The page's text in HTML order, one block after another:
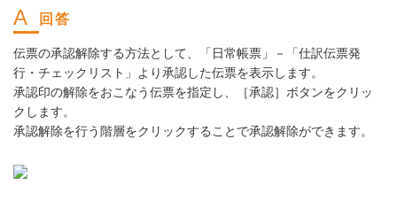
伝票の承認解除する方法として、「日常帳票」－「仕訳伝票発
行・チェックリスト」より承認した伝票を表示します。
承認印の解除をおこなう伝票を指定し、［承認］ボタンをクリッ
クします。
承認解除を行う階層をクリックすることで承認解除ができます。